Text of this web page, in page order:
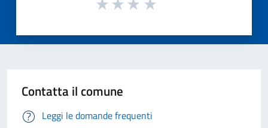
Contatta il comune
Leggi le domande frequenti